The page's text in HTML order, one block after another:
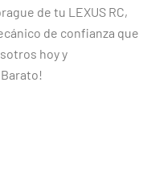
de tu LEXUS RC,
de confianza que
hoy y